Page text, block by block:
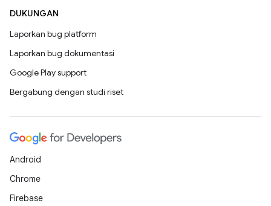
DUKUNGAN
Laporkan bug platform
Laporkan bug dokumentasi
Google Play support
Bergabung dengan studi riset
Android
Chrome
Firebase